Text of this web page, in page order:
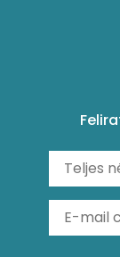
Carbonara
Szaftos
Shakshuka
Ratatouille
Kukoricás-
Mexikói
Almás-
Köretek
Reggeli